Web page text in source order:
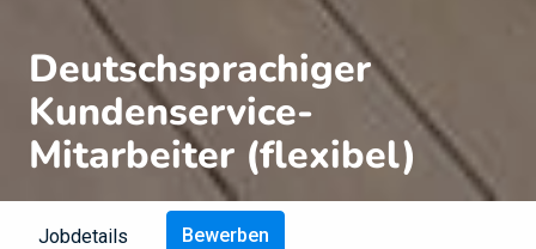
Deutschsprachiger
Kundenservice-
Mitarbeiter (flexibel)
Jobdetails Bewerben